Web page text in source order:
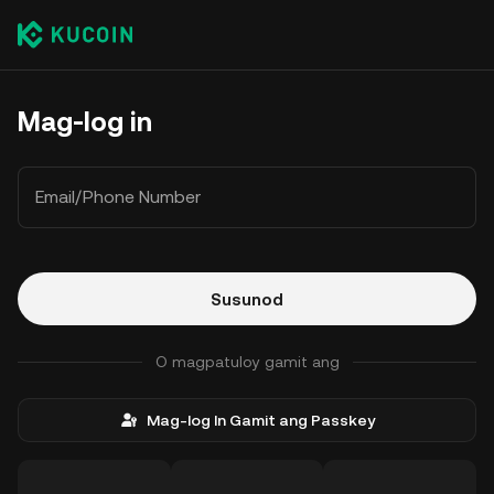
Mag-log in
Email/Phone Number
Susunod
O magpatuloy gamit ang
Mag-log In Gamit ang Passkey